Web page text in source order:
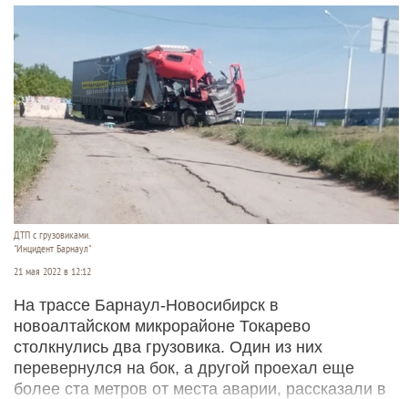
ДТП с грузовиками.
"Инцидент Барнаул"
21 мая 2022 в 12:12
На трассе Барнаул-Новосибирск в
новоалтайском микрорайоне Токарево
столкнулись два грузовика. Один из них
перевернулся на бок, а другой проехал еще
более ста метров от места аварии, рассказали в